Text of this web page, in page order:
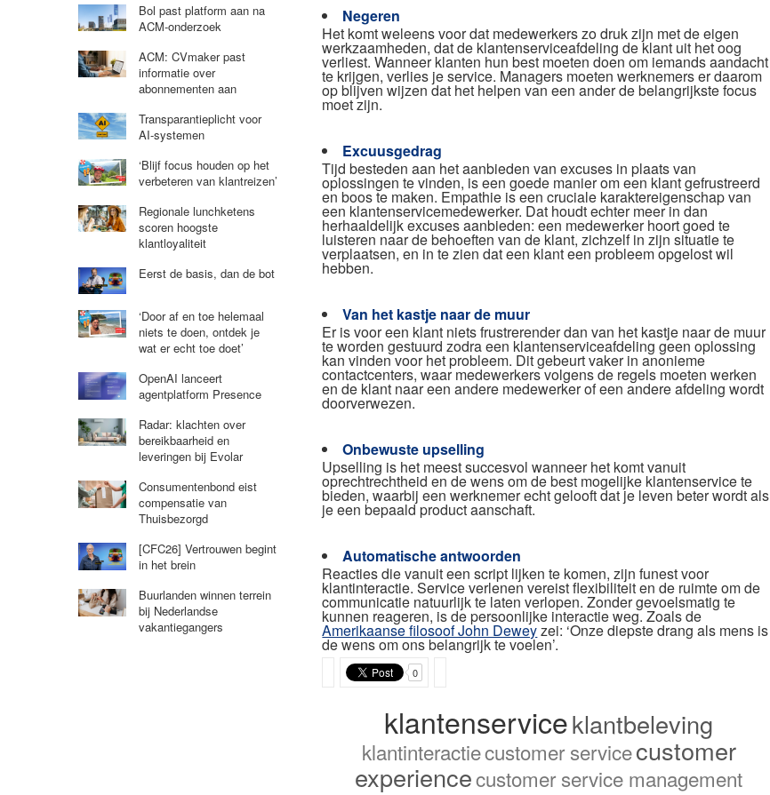
Negeren
Het komt weleens voor dat medewerkers zo druk zijn met de eigen
werkzaamheden, dat de klantenserviceafdeling de klant uit het oog
verliest. Wanneer klanten hun best moeten doen om iemands aandacht
te krijgen, verlies je service. Managers moeten werknemers er daarom
op blijven wijzen dat het helpen van een ander de belangrijkste focus
moet zijn.
Excuusgedrag
Tijd besteden aan het aanbieden van excuses in plaats van
oplossingen te vinden, is een goede manier om een klant gefrustreerd
en boos te maken. Empathie is een cruciale karaktereigenschap van
een klantenservicemedewerker. Dat houdt echter meer in dan
herhaaldelijk excuses aanbieden: een medewerker hoort goed te
luisteren naar de behoeften van de klant, zichzelf in zijn situatie te
verplaatsen, en in te zien dat een klant een probleem opgelost wil
hebben.
Van het kastje naar de muur
Er is voor een klant niets frustrerender dan van het kastje naar de muur
te worden gestuurd zodra een klantenserviceafdeling geen oplossing
kan vinden voor het probleem. Dit gebeurt vaker in anonieme
contactcenters, waar medewerkers volgens de regels moeten werken
en de klant naar een andere medewerker of een andere afdeling wordt
doorverwezen.
Onbewuste upselling
Upselling is het meest succesvol wanneer het komt vanuit
oprechtrechtheid en de wens om de best mogelijke klantenservice te
bieden, waarbij een werknemer echt gelooft dat je leven beter wordt als
je een bepaald product aanschaft.
Automatische antwoorden
Reacties die vanuit een script lijken te komen, zijn funest voor
klantinteractie. Service verlenen vereist flexibiliteit en de ruimte om de
communicatie natuurlijk te laten verlopen. Zonder gevoelsmatig te
kunnen reageren, is de persoonlijke interactie weg. Zoals de
Amerikaanse filosoof John Deweyzei: ‘Onze diepste drang als mens is
de wens om ons belangrijk te voelen’.
0
klantenserviceklantbeleving
klantinteractiecustomer servicecustomer
experiencecustomer service management
Bol past platform aan na
ACM-onderzoek
ACM: CVmaker past
informatie over
abonnementen aan
Transparantieplicht voor
AI-systemen
‘Blijf focus houden op het
verbeteren van klantreizen’
Regionale lunchketens
scoren hoogste
klantloyaliteit
Eerst de basis, dan de bot
‘Door af en toe helemaal
niets te doen, ontdek je
wat er echt toe doet’
OpenAI lanceert
agentplatform Presence
Radar: klachten over
bereikbaarheid en
leveringen bij Evolar
Consumentenbond eist
compensatie van
Thuisbezorgd
[CFC26] Vertrouwen begint
in het brein
Buurlanden winnen terrein
bij Nederlandse
vakantiegangers